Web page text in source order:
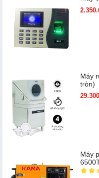
Máy
tròn)
Máy